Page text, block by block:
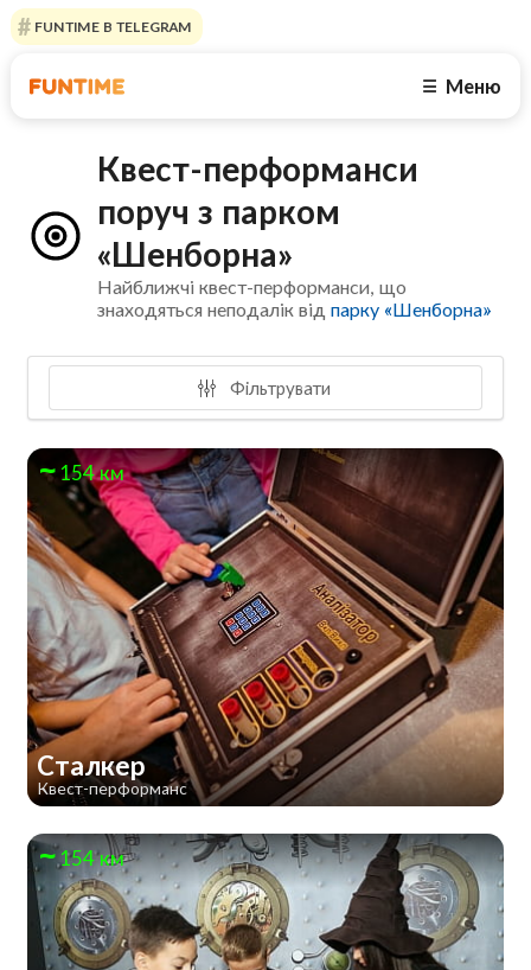
FUNTIME В TELEGRAM
☰ Меню
Квест-перформанси
поруч з парком
«Шенборна»
Найближчі квест-перформанси, що
знаходяться неподалік відпарку «Шенборна»
Фільтрувати
154 км
Сталкер
Квест-перформанс
154 км